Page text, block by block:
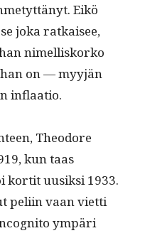
Eikö
joka ratkaisee,
nimel­lisko­rko
on — myyjän
inflaatio.
Theodore
kun taas
kor­tit uusik­si 1933.
peli­in vaan viet­ti
ympäri